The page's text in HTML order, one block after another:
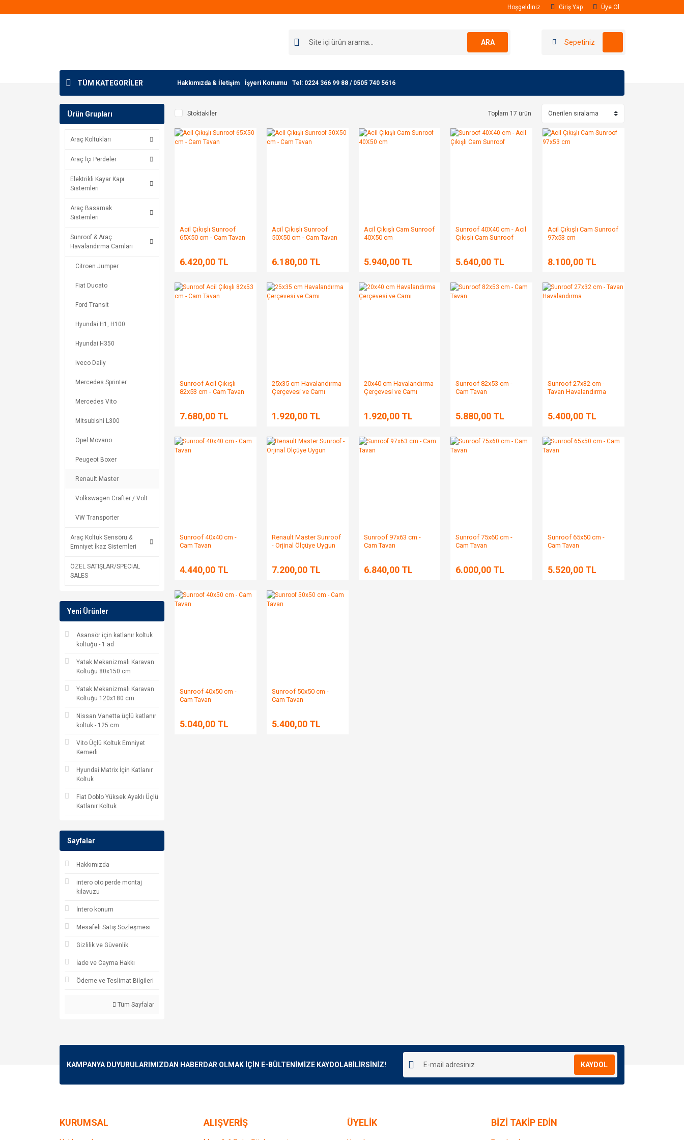
Hoşgeldiniz Giriş Yap Üye Ol
ARA Sepetiniz
TÜM KATEGORİLER Hakkımızda & İletişim İşyeri Konumu Tel: 0224 366 99 88 / 0505 740 5616
Ürün Grupları
Araç Koltukları
Araç İçi Perdeler
Elektrikli Kayar Kapı
Sistemleri
Araç Basamak
Sistemleri
Sunroof & Araç
Havalandırma Camları
Citroen Jumper
Fiat Ducato
Ford Transit
Hyundai H1, H100
Hyundai H350
Iveco Daily
Mercedes Sprinter
Mercedes Vito
Mitsubishi L300
Opel Movano
Peugeot Boxer
Renault Master
Volkswagen Crafter / Volt
VW Transporter
Araç Koltuk Sensörü &
Emniyet İkaz Sistemleri
ÖZEL SATIŞLAR/SPECIAL
SALES
Yeni Ürünler
Asansör için katlanır koltuk
koltuğu - 1 ad
Yatak Mekanizmalı Karavan
Koltuğu 80x150 cm
Yatak Mekanizmalı Karavan
Koltuğu 120x180 cm
Nissan Vanetta üçlü katlanır
koltuk - 125 cm
Vito Üçlü Koltuk Emniyet
Kemerli
Hyundai Matrix İçin Katlanır
Koltuk
Fiat Doblo Yüksek Ayaklı Üçlü
Katlanır Koltuk
Sayfalar
Hakkımızda
intero oto perde montaj
kılavuzu
İntero konum
Mesafeli Satış Sözleşmesi
Gizlilik ve Güvenlik
İade ve Cayma Hakkı
Ödeme ve Teslimat Bilgileri
Tüm Sayfalar
Stoktakiler Toplam 17 ürün
Acil Çıkışlı Sunroof
65X50 cm - Cam Tavan
6.420,00 TL
Acil Çıkışlı Sunroof
50X50 cm - Cam Tavan
6.180,00 TL
Acil Çıkışlı Cam Sunroof
40X50 cm
5.940,00 TL
Sunroof 40X40 cm - Acil
Çıkışlı Cam Sunroof
5.640,00 TL
Acil Çıkışlı Cam Sunroof
97x53 cm
8.100,00 TL
Sunroof Acil Çıkışlı
82x53 cm - Cam Tavan
7.680,00 TL
25x35 cm Havalandırma
Çerçevesi ve Camı
1.920,00 TL
20x40 cm Havalandırma
Çerçevesi ve Camı
1.920,00 TL
Sunroof 82x53 cm -
Cam Tavan
5.880,00 TL
Sunroof 27x32 cm -
Tavan Havalandırma
5.400,00 TL
Sunroof 40x40 cm -
Cam Tavan
4.440,00 TL
Renault Master Sunroof
- Orjinal Ölçüye Uygun
7.200,00 TL
Sunroof 97x63 cm -
Cam Tavan
6.840,00 TL
Sunroof 75x60 cm -
Cam Tavan
6.000,00 TL
Sunroof 65x50 cm -
Cam Tavan
5.520,00 TL
Sunroof 40x50 cm -
Cam Tavan
5.040,00 TL
Sunroof 50x50 cm -
Cam Tavan
5.400,00 TL
KAMPANYA DUYURULARIMIZDAN HABERDAR OLMAK İÇİN E-BÜLTENİMİZE KAYDOLABİLİRSİNİZ! KAYDOL
KURUMSAL ALIŞVERİŞ ÜYELİK BİZİ TAKİP EDİN